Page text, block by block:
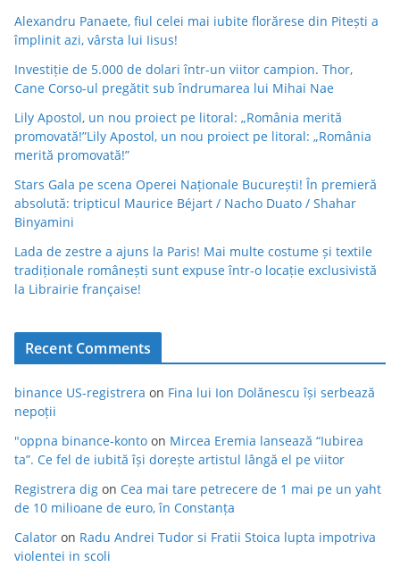
Alexandru Panaete, fiul celei mai iubite florărese din Pitești a
împlinit azi, vârsta lui Iisus!
Investiție de 5.000 de dolari într-un viitor campion. Thor,
Cane Corso-ul pregătit sub îndrumarea lui Mihai Nae
Lily Apostol, un nou proiect pe litoral: „România merită
promovată!”Lily Apostol, un nou proiect pe litoral: „România
merită promovată!”
Stars Gala pe scena Operei Naționale București! În premieră
absolută: tripticul Maurice Béjart / Nacho Duato / Shahar
Binyamini
Lada de zestre a ajuns la Paris! Mai multe costume și textile
tradiționale românești sunt expuse într-o locație exclusivistă
la Librairie française!
Recent Comments
binance US-registrera on Fina lui Ion Dolănescu își serbează
nepoții
"oppna binance-konto on Mircea Eremia lansează “Iubirea
ta”. Ce fel de iubită își dorește artistul lângă el pe viitor
Registrera dig on Cea mai tare petrecere de 1 mai pe un yaht
de 10 milioane de euro, în Constanța
Calator on Radu Andrei Tudor si Fratii Stoica lupta impotriva
violentei in scoli